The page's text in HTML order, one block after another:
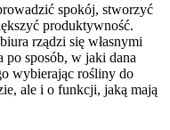
spokój, stworzyć
produktywność.
rządzi się własnymi
po sposób, w jaki dana
wybierając rośliny do
ale i o funkcji, jaką mają